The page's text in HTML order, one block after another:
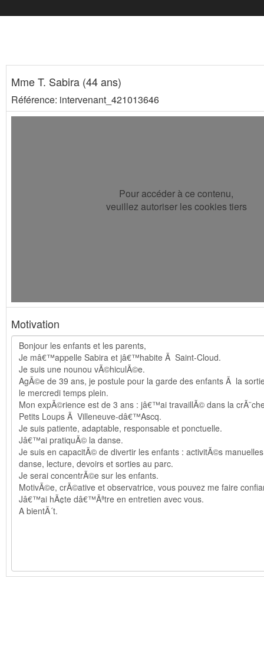
Mme T. Sabira (44 ans)
Référence: intervenant_421013646
Pour accéder à ce contenu,
veuillez autoriser les cookies tiers
Motivation